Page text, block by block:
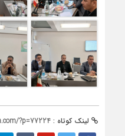
لینک کوتاه : ?p=77224